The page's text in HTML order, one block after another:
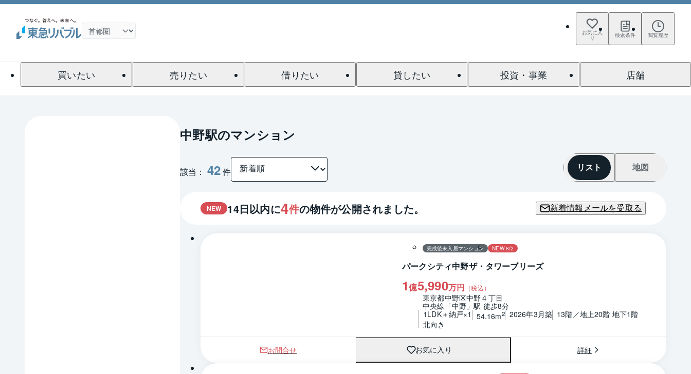
お気に入
り 検索条件 閲覧履歴
買いたい 売りたい 借りたい 貸したい 投資・事業 店舗
中野駅のマンション
該当： 42件 リスト 地図
NEW 14日以内に4件の物件が公開されました。 新着情報メールを受取る
完成後未入居マンション NEW 8/2
パークシティ中野ザ・タワーブリーズ
1億5,990万円 （税込）
東京都中野区中野４丁目
中央線「中野」駅 徒歩8分
1LDK＋納戸×1
54.16m2 2026年3月築 13階／地上20階 地下1階
北向き
お問合せ お気に入り 詳細